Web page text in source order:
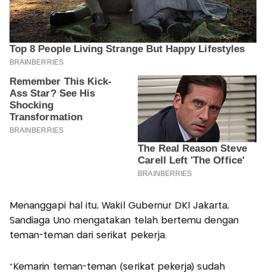
Menanggapi hal itu, Wakil Gubernur DKI Jakarta,
Sandiaga Uno mengatakan telah bertemu dengan
teman-teman dari serikat pekerja.
"Kemarin teman-teman (serikat pekerja) sudah